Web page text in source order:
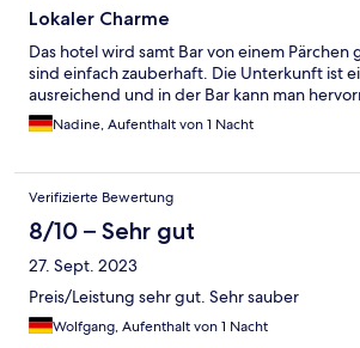
Lokaler Charme
Das hotel wird samt Bar von einem
sind einfach zauberhaft. Die Unterkunft ist
ausreichend und in der Bar kann man
Nadine, Aufenthalt von 1 Nacht
Verifizierte Bewertung
8/10 – Sehr gut
27. Sept. 2023
Preis/Leistung sehr gut. Sehr sauber
Wolfgang, Aufenthalt von 1 Nacht